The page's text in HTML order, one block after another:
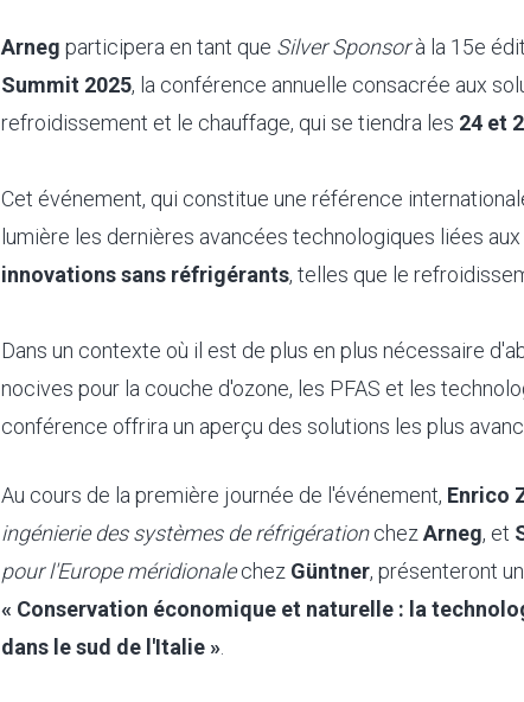
Arneg participera en tant que Silver Sponsorà la 15e
Summit 2025, la conférence annuelle consacrée aux
refroidissement et le chauffage, qui se tiendra les 24 et
Cet événement, qui constitue une référence
lumière les dernières avancées technologiques liées aux
innovations sans réfrigérants, telles que le
Dans un contexte où il est de plus en plus nécessaire
nocives pour la couche d'ozone, les PFAS et les
conférence offrira un aperçu des solutions les plus
Au cours de la première journée de l'événement, Enrico
ingénierie des systèmes de réfrigérationchez Arneg, et
pour l'Europe méridionalechez Güntner, présenteront
« Conservation économique et naturelle : la
dans le sud de l'Italie »